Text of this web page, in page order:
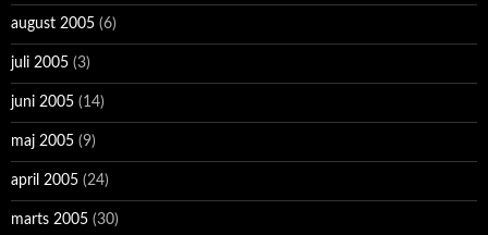
august 2005 (6)
juli 2005 (3)
juni 2005 (14)
maj 2005 (9)
april 2005 (24)
marts 2005 (30)